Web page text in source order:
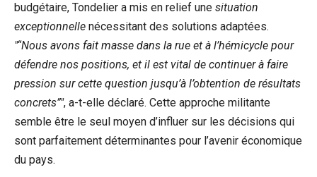
budgétaire, Tondelier a mis en relief une situation
exceptionnelle nécessitant des solutions adaptées.
“Nous avons fait masse dans la rue et à l’hémicycle pour
défendre nos positions, et il est vital de continuer à faire
pression sur cette question jusqu’à l’obtention de résultats
concrets” , a-t-elle déclaré. Cette approche militante
semble être le seul moyen d’influer sur les décisions qui
sont parfaitement déterminantes pour l’avenir économique
du pays.